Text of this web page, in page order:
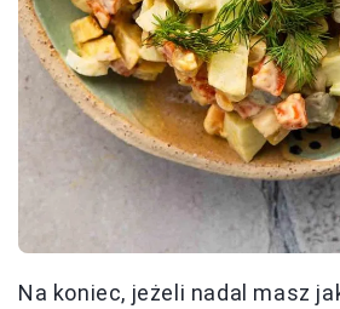
Na koniec, jeżeli nadal masz